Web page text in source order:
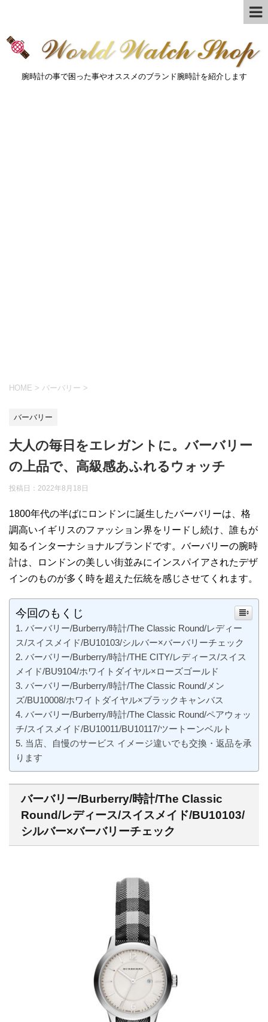
腕時計の事で困った事やオススメのブランド腕時計を紹介します
HOME > バーバリー >
バーバリー
大人の毎日をエレガントに。バーバリー
の上品で、高級感あふれるウォッチ
投稿日： 2022年8月18日
1800年代の半ばにロンドンに誕生したバーバリーは、格
調高いイギリスのファッション界をリードし続け、誰もが
知るインターナショナルブランドです。バーバリーの腕時
計は、ロンドンの美しい街並みにインスパイアされたデザ
インのものが多く時を超えた伝統を感じさせてくれます。
今回のもくじ
バーバリー/Burberry/時計/The Classic Round/レディー
ス/スイスメイド/BU10103/シルバー×バーバリーチェック
バーバリー/Burberry/時計/THE CITY/レディース/スイス
メイド/BU9104/ホワイトダイヤル×ローズゴールド
バーバリー/Burberry/時計/The Classic Round/メン
ズ/BU10008/ホワイトダイヤル×ブラックキャンバス
バーバリー/Burberry/時計/The Classic Round/ペアウォッ
チ/スイスメイド/BU10011/BU10117/ツートーンベルト
当店、自慢のサービス イメージ違いでも交換・返品を承
ります
バーバリー/Burberry/時計/The Classic
Round/レディース/スイスメイド/BU10103/
シルバー×バーバリーチェック